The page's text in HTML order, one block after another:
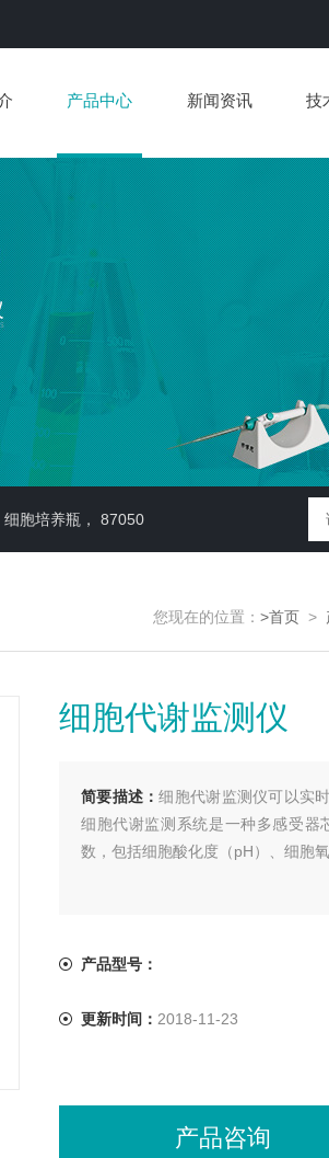
产品中心 新闻资讯 技
胞培养瓶， 87050
您现在的位置： >首页 >
细胞代谢监测仪
简要描述：细胞代谢监测仪可以实
细胞代谢监测系统是一种多感受器
数，包括细胞酸化度（pH）、细胞
产品型号：
更新时间： 2018-11-23
产品咨询